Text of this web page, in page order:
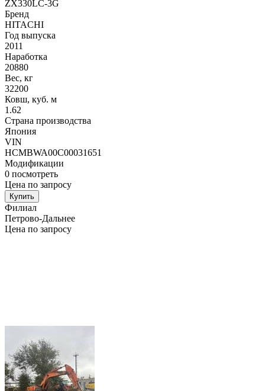
ZX330LC-3G
Бренд
HITACHI
Год выпуска
2011
Наработка
20880
Вес, кг
32200
Ковш, куб. м
1.62
Страна производства
Япония
VIN
HCMBWA00C00031651
Модификации
0 посмотреть
Цена по запросу
Купить
Филиал
Петрово-Дальнее
Цена по запросу